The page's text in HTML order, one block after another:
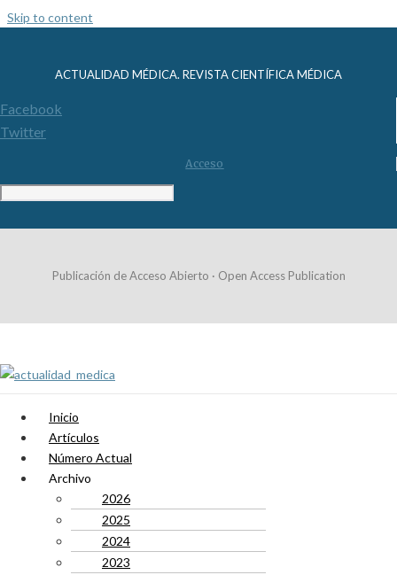
Skip to content
ACTUALIDAD MÉDICA. REVISTA CIENTÍFICA MÉDICA
Facebook
Twitter
Acceso
Publicación de Acceso Abierto · Open Access Publication
Inicio
Artículos
Número Actual
Archivo
2026
2025
2024
2023